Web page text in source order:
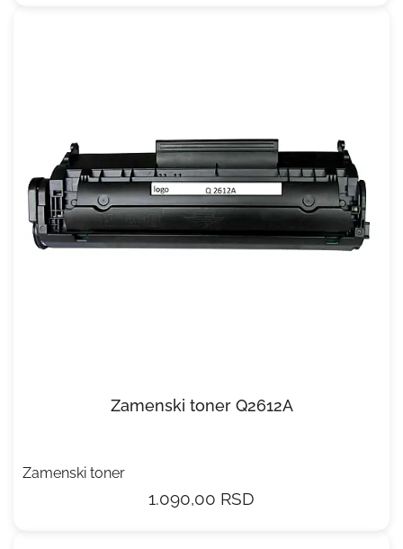
Zamenski toner Q2612A
Zamenski toner
1.090,00 RSD